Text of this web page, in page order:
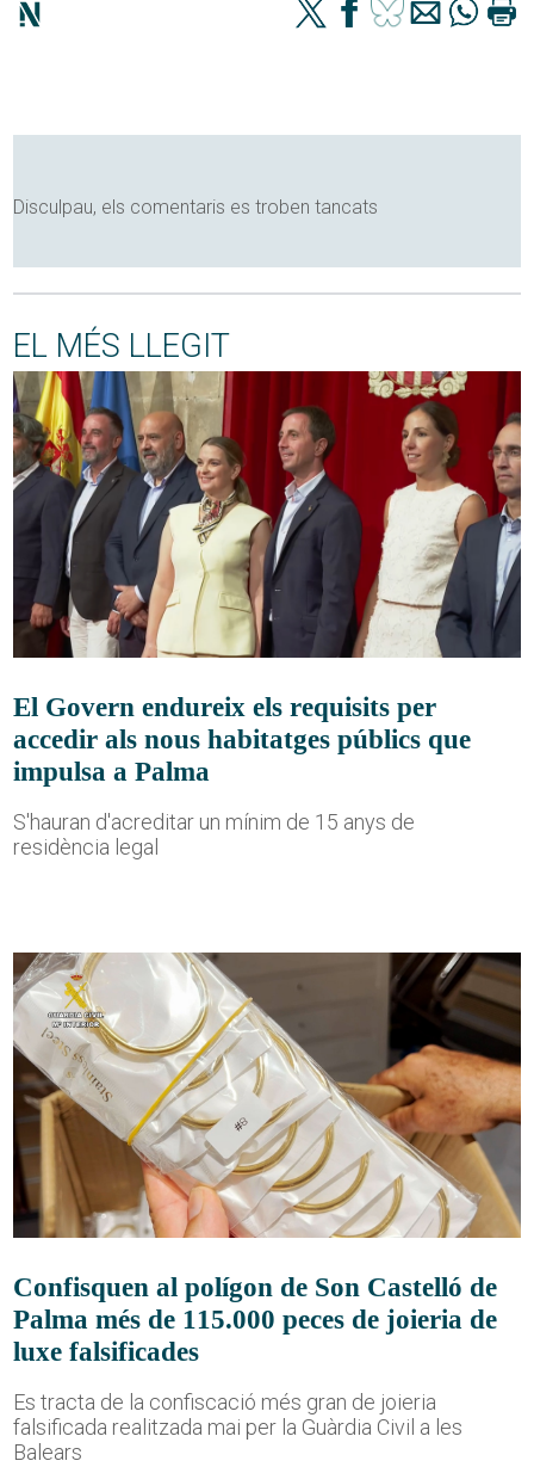
Disculpau, els comentaris es troben tancats
EL MÉS LLEGIT
El Govern endureix els requisits per
accedir als nous habitatges públics que
impulsa a Palma
S'hauran d'acreditar un mínim de 15 anys de
residència legal
Confisquen al polígon de Son Castelló de
Palma més de 115.000 peces de joieria de
luxe falsificades
Es tracta de la confiscació més gran de joieria
falsificada realitzada mai per la Guàrdia Civil a les
Balears